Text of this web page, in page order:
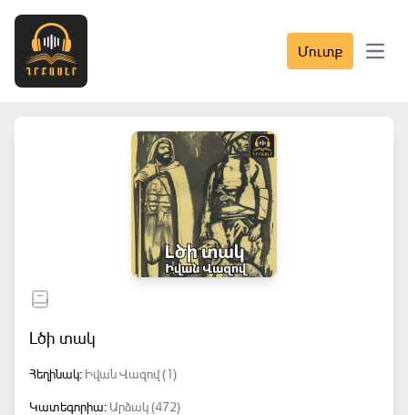
Մուտք Open
Լծի տակ
Հեղինակ: Իվան Վազով (1)
Կատեգորիա: Արձակ (472)